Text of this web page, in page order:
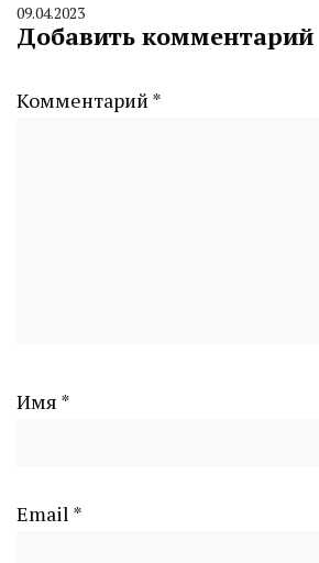
By
CHELINDUSTRY
09.04.2023
Добавить комментарий
Комментарий *
Имя *
Email *